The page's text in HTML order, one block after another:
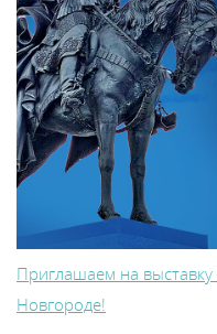
В
y
т
Приглашаем на
Новгороде!